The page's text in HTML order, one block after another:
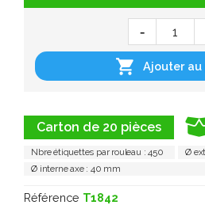
Carton de 20 pièces
Nbre étiquettes par rouleau : 450
Ø
Ø interne axe : 40 mm
Référence T1842
 Ajouter au